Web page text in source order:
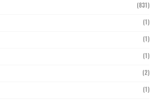
(831)
(1)
(1)
(1)
(2)
(1)